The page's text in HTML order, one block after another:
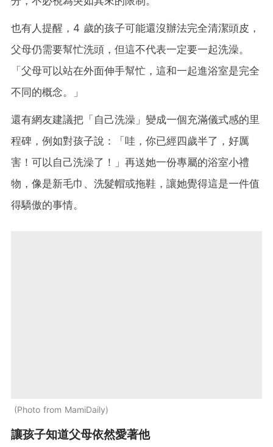
也有人提醒，4 歲的孩子可能還沒辦法完全清潔頭皮，
父母仍需要幫忙洗頭，但這不代表一定要一起洗澡。
「父母可以站在外面伸手幫忙，這和一起進浴室是完全
不同的概念。」
還有網友建議把「自己洗澡」變成一個充滿儀式感的里
程碑，例如對孩子說：「哇，你已經四歲半了，好厲
害！可以自己洗澡了！」再送她一份專屬的浴室小禮
物，像是新毛巾、洗髮帽或拖鞋，讓她覺得這是一件值
得驕傲的事情。
Photo from MamiDaily
讓孩子知道父母依然愛著他